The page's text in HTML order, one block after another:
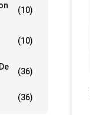
(10)
(10)
(36)
(36)